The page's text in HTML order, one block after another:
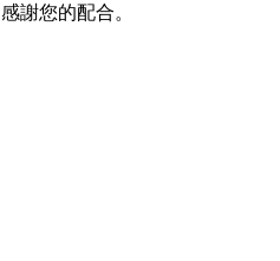
謝您的配合。